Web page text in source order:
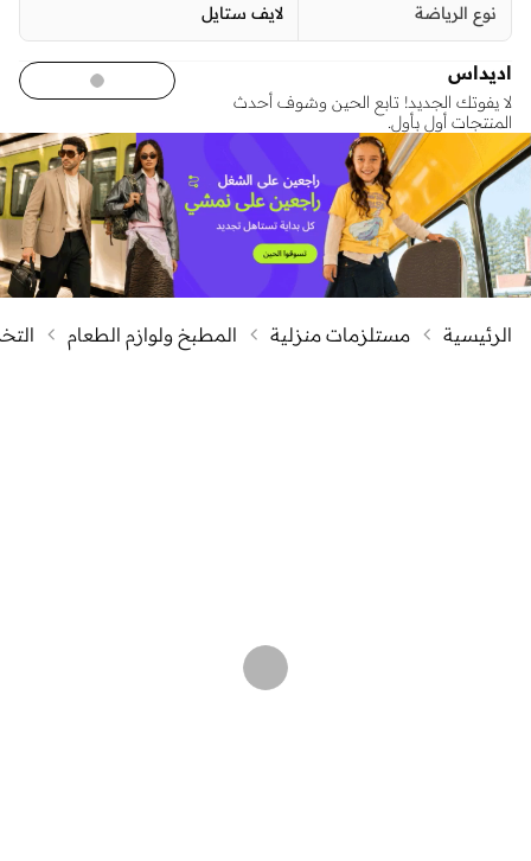
نوع الرياضة لايف ستايل
اديداس
لا يفوتك الجديد! تابع الحين وشوف أحدث
المنتجات أول بأول.
الرئيسية مستلزمات منزلية المطبخ ولوازم الطعام